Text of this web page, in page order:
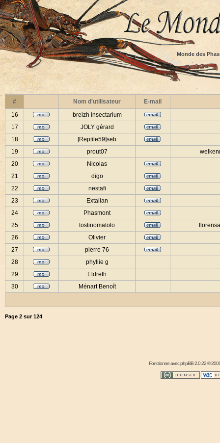
Monde des
# Nom d'utilisateur
E-mail
16
breizh insectarium
17
JOLY gérard
18
[Reptile59]seb
19
prout07
20
Nicolas
21
digo
22
nestafi
23
Extalian
24
Phasmont
25
tostinomatolo
26
Olivier
27
pierre 76
28
phyllie g
29
Eldreth
30
Ménart Benoît
Page 2 sur124
Fonctionne avecphpBB2.0.22 ©